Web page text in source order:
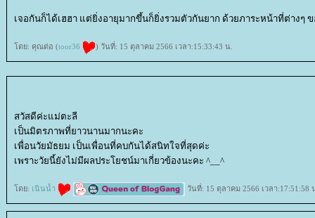
เจอกันก็ได้เฮฮา แต่ยิ่งอายุมากขึ้นก็ยิ่งรวมตัวกันยาก ด้วยภาระหน้าที่ต่างๆ
ดย: คุณต่อ (toor36 ) วันที่: 15 ตุลาคม 2566 เวลา:15:33:43 น.
สวัสดีค่ะแม่ตะลี
เป็นมิตรภาพที่ยาวนานมากนะคะ
เพื่อนวัยมัธยม เป็นเพื่อนที่คบกันได้สนิทใจที่สุดค่ะ
เพราะวัยนี้ยังไม่มีผลประโยชน์มาเกี่ยวข้องนะคะ ^__^
ดย: เนินน้ำ วันที่: 15 ตุลาคม 2566 เวลา:17:51:58